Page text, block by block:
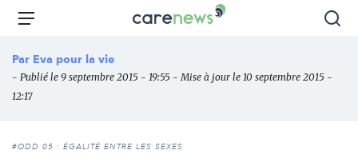
Aller
principal
Carenews,
des
Menu
Par Eva pour la vie
- Publié le 9 septembre 2015 - 19:55 - Mise à jour le 10 septembre 2015 -
12:17
#ODD 05 : ÉGALITÉ ENTRE LES SEXES